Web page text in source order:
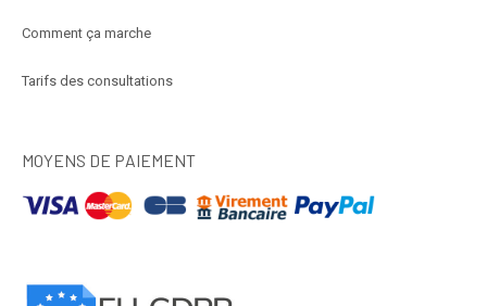
Comment ça marche
Tarifs des consultations
MOYENS DE PAIEMENT